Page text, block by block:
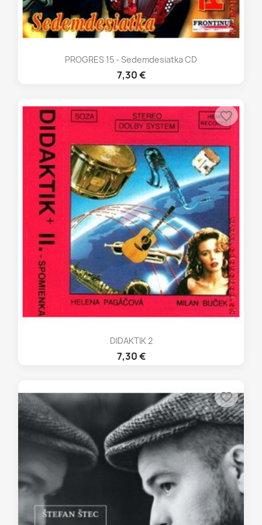
PROGRES 15 - Sedemdesiatka CD
7,30 €
DIDAKTIK 2
7,30 €
favorite_border
favorite_border